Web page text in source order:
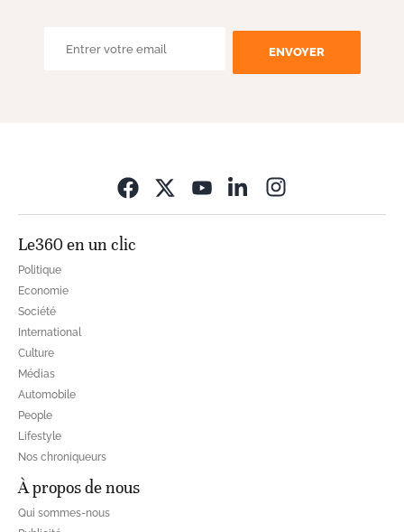
ENVOYER
Le360 en un clic
Politique
Economie
Société
International
Culture
Médias
Automobile
People
Lifestyle
Nos chroniqueurs
À propos de nous
Qui sommes-nous